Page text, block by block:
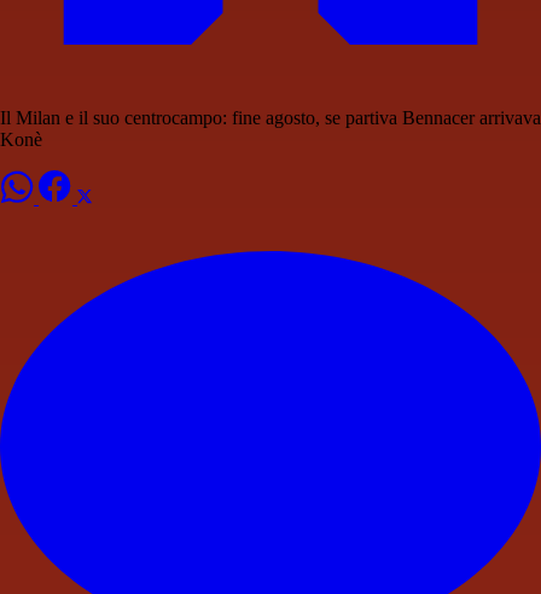
Il Milan e il suo centrocampo: fine agosto, se partiva Bennacer arrivava
Konè